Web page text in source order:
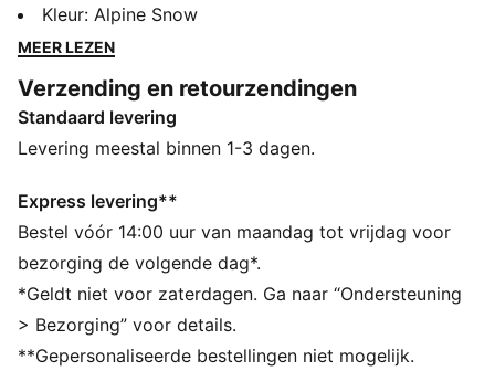
koffiedrinken en de dagen dat je onderweg bent: deze
kledingstukken bieden de perfecte balans tussen
de hele dag goed te laten voelen.
ALLE INS EN OUTS
Gemaakt met minstens 50% gerecyclede materialen.
Pasvorm: Normaal
Type hoofdmateriaal: Sweatstof
Sluiting: Elastische tailleband met trekkoord
Lengte: Knielengte
Taille: Gemiddeld
Zakken: Zijzak
Geborduurd PUMA Cat-logo
Kleur: Alpine Snow
MEER LEZEN
Verzending en retourzendingen
Standaard levering
Levering meestal binnen 1-3 dagen.
Express levering**
Bestel vóór 14:00 uur van maandag tot vrijdag voor
bezorging de volgende dag*.
*Geldt niet voor zaterdagen. Ga naar “Ondersteuning
> Bezorging” voor details.
**Gepersonaliseerde bestellingen niet mogelijk.